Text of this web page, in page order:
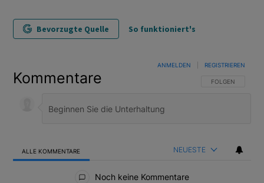
Bevorzugte Quelle So funktioniert's
Kommentare FOLGE DIESER
FOLGEN
ANMELDEN REGISTRIEREN
ALLE KOMMENTARE NEUESTE
Noch keine Kommentare